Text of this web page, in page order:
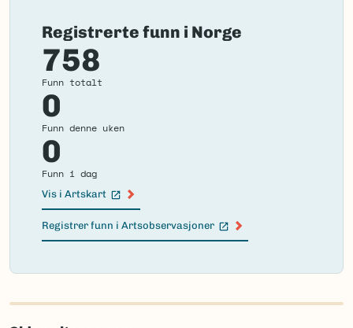
Registrerte funn i Norge
758
Funn totalt
0
Funn denne uken
0
Funn i dag
Vis i Artskart
(Ekstern lenke)
Registrer funn i Artsobservasjoner
(Ekstern lenke)
Failed
to